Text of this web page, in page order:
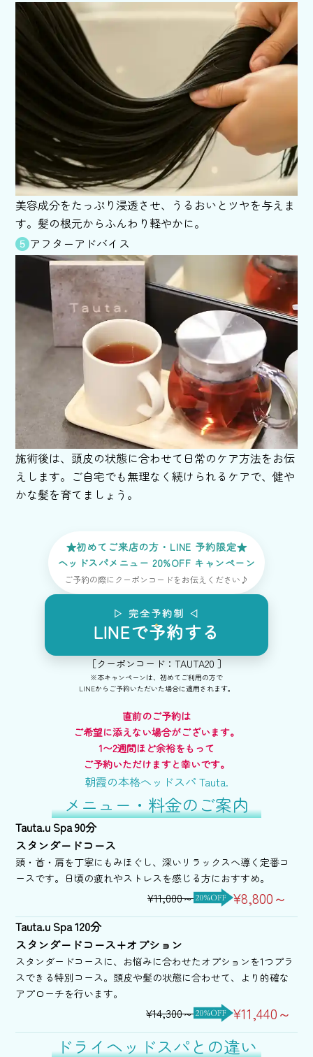
美容成分をたっぷり浸透させ、うるおいとツヤを与えま
す。髪の根元からふんわり軽やかに。
アフターアドバイス
施術後は、頭皮の状態に合わせて日常のケア方法をお伝
えします。ご自宅でも無理なく続けられるケアで、健や
かな髪を育てましょう。
★初めてご来店の方・LINE 予約限定★
ヘッドスパメニュー 20%OFF キャンペーン
ご予約の際にクーポンコードをお伝えください♪
▷ 完全予約制 ◁
LINEで予約する
［クーポンコード：TAUTA20 ］
※本キャンペーンは、初めてご利用の方で
LINEからご予約いただいた場合に適用されます。
直前のご予約は
ご希望に添えない場合がございます。
1〜2週間ほど余裕をもって
ご予約いただけますと幸いです。
朝霞の本格ヘッドスパ Tauta.
メニュー・料金のご案内
Tauta.u Spa 90分
スタンダードコース
頭・首・肩を丁寧にもみほぐし、深いリラックスへ導く定番コ
ースです。日頃の疲れやストレスを感じる方におすすめ。
¥11,000～ ¥8,800～
Tauta.u Spa 120分
スタンダードコース+オプション
スタンダードコースに、お悩みに合わせたオプションを1つプラ
スできる特別コース。頭皮や髪の状態に合わせて、より的確な
アプローチを行います。
¥14,300～ ¥11,440～
ドライヘッドスパとの違い